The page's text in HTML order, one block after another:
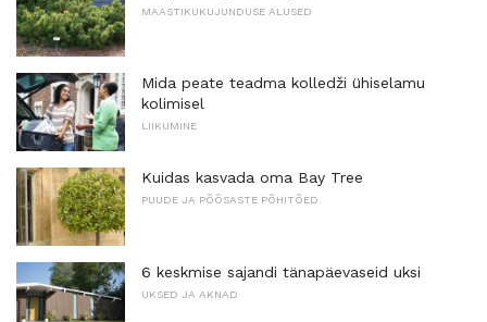
MAASTIKUKUJUNDUSE ALUSED
Mida peate teadma kolledži ühiselamu
kolimisel
LIIKUMINE
Kuidas kasvada oma Bay Tree
PUUDE JA PÕÕSASTE PÕHITÕED
6 keskmise sajandi tänapäevaseid uksi
UKSED JA AKNAD